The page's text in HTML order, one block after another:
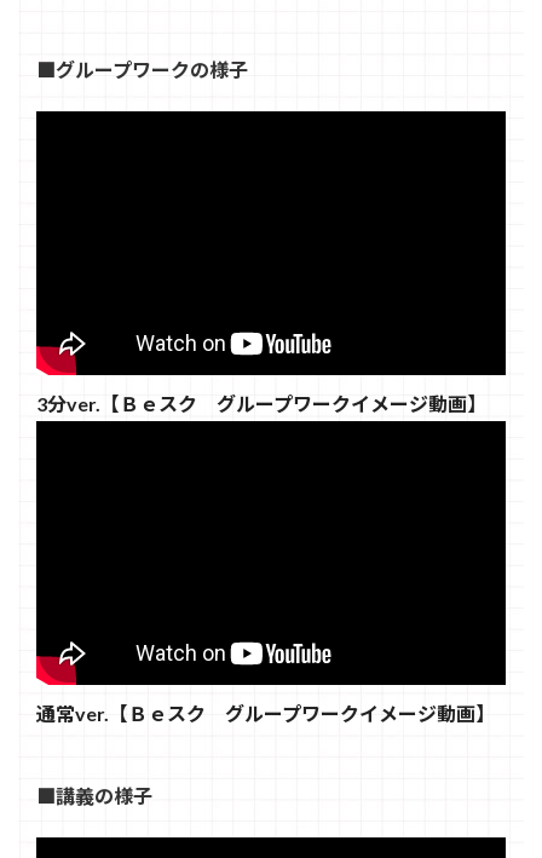
■グループワークの様子
3分ver.【Ｂｅスク グループワークイメージ動画】
通常ver.【Ｂｅスク グループワークイメージ動画】
■講義の様子